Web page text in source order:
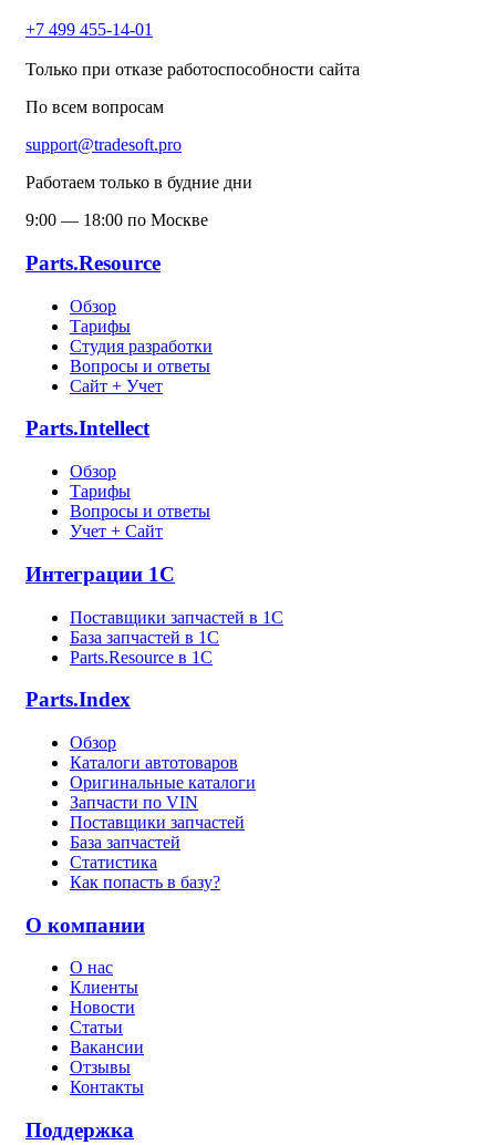
+7 499 455-14-01
Только при отказе работоспособности сайта
По всем вопросам
support@tradesoft.pro
Работаем только в будние дни
9:00 — 18:00 по Москве
Parts.Resource
Обзор
Тарифы
Студия разработки
Вопросы и ответы
Сайт + Учет
Parts.Intellect
Обзор
Тарифы
Вопросы и ответы
Учет + Сайт
Интеграции 1С
Поставщики запчастей в 1C
База запчастей в 1С
Parts.Resource в 1C
Parts.Index
Обзор
Каталоги автотоваров
Оригинальные каталоги
Запчасти по VIN
Поставщики запчастей
База запчастей
Статистика
Как попасть в базу?
О компании
О нас
Клиенты
Новости
Статьи
Вакансии
Отзывы
Контакты
Поддержка